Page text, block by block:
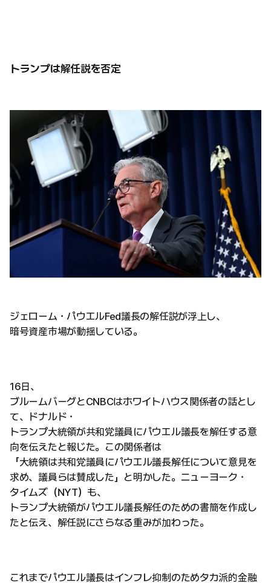
トランプは解任説を否定
ジェローム・パウエルFed議長の解任説が浮上し、
暗号資産市場が動揺している。
16日、
ブルームバーグとCNBCはホワイトハウス関係者の話とし
て、ドナルド・
トランプ大統領が共和党議員にパウエル議長を解任する意
向を伝えたと報じた。この関係者は
「大統領は共和党議員にパウエル議長解任について意見を
求め、議員らは賛成した」と明かした。ニューヨーク・
タイムズ（NYT）も、
トランプ大統領がパウエル議長解任のための書簡を作成し
たと伝え、解任説にさらなる重みが加わった。
これまでパウエル議長はインフレ抑制のためタカ派的金融